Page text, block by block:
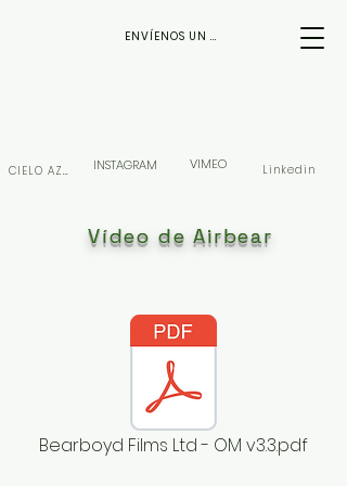
ENVÍENOS UN CORREO ELECTRÓNICO
CIELO AZUL INSTAGRAM VIMEO Linkedin
Vídeo de Airbear
Bearboyd Films Ltd - OM v3.3.pdf